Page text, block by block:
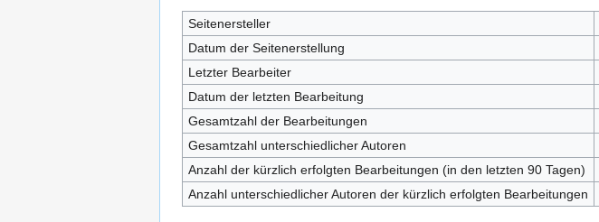
Seitenersteller
Datum der Seitenerstellung
Letzter Bearbeiter
Datum der letzten Bearbeitung
Gesamtzahl der Bearbeitungen
Gesamtzahl unterschiedlicher Autoren
Anzahl der kürzlich erfolgten Bearbeitungen (in den letzten 90 Tagen)
Anzahl unterschiedlicher Autoren der kürzlich erfolgten Bearbeitungen